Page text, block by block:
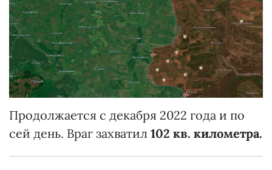
Продолжается с декабря 2022 года и по
сей день. Враг захватил 102 кв. километра.